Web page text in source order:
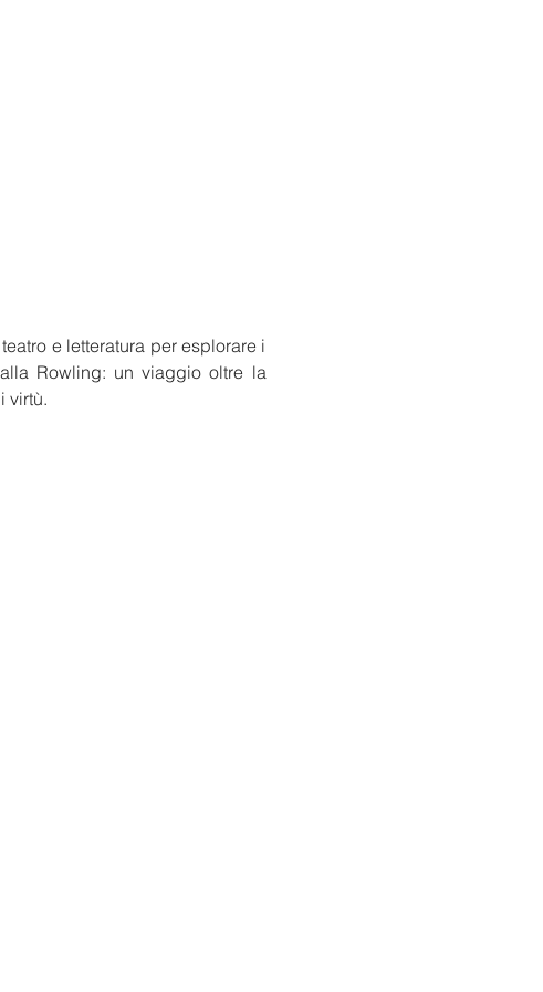
e letteratura per esplorare i
Rowling: un viaggio oltre la
virtù.